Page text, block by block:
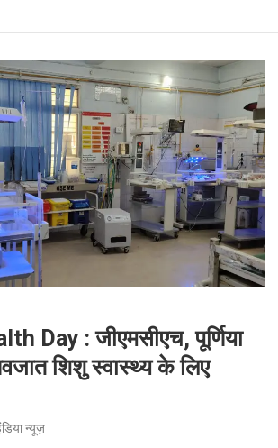
Day : जीएमसीएच, पूर्णिया
शिशु स्वास्थ्य के लिए
न्यूज़